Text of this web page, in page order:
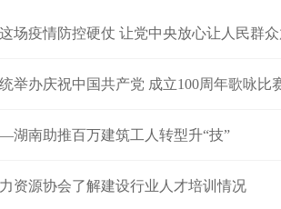
场疫情防控硬仗 让党中央放心让人民群
举办庆祝中国共产党 成立100周年歌咏比
湖南助推百万建筑工人转型升“技”
资源协会了解建设行业人才培训情况